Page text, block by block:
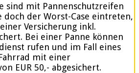
sind mit Pannenschutzreifen
doch der Worst-Case eintreten,
Versicherung inkl.
Bei einer Panne können
rufen und im Fall eines
mit einer
EUR 50,- abgesichert.